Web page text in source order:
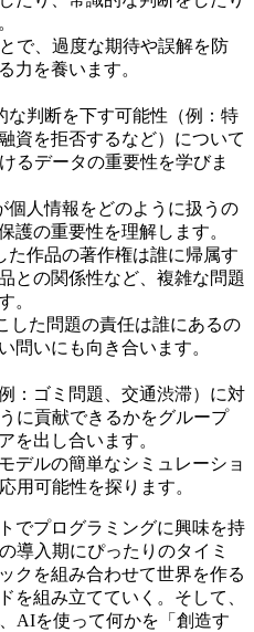
で、過度な期待や誤解を防
力を養います。
な判断を下す可能性（例：特
資を拒否するなど）について
るデータの重要性を学びま
個人情報をどのように扱うの
護の重要性を理解します。
た作品の著作権は誰に帰属す
との関係性など、複雑な問題
。
した問題の責任は誰にあるの
問いにも向き合います。
：ゴミ問題、交通渋滞）に対
に貢献できるかをグループ
を出し合います。
デルの簡単なシミュレーショ
用可能性を探ります。
でプログラミングに興味を持
導入期にぴったりのタイミ
クを組み合わせて世界を作る
を組み立てていく。そして、
AIを使って何かを「創造す